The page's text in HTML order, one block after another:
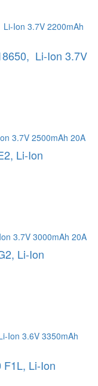
Li-Ion 3.7V
Li-Ion
Li-Ion
F1L, Li-Ion